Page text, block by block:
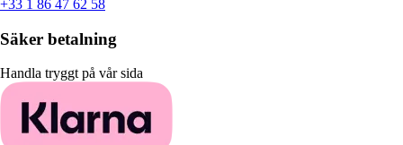
+33 1 86 47 62 58
Säker betalning
Handla tryggt på vår sida